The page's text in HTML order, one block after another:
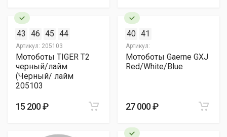
43 46 45 44
Артикул: 205103
Мотоботы TIGER T2
черный/лайм
(Черный/ лайм
205103
15 200 ₽
40 41
Артикул:
Мотоботы Gaerne GXJ
Red/White/Blue
27 000 ₽